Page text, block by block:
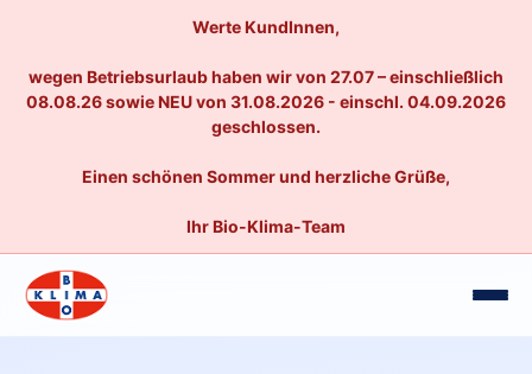
Werte KundInnen,
wegen Betriebsurlaub haben wir von 27.07 – einschließlich
08.08.26 sowie NEU von 31.08.2026 - einschl. 04.09.2026
geschlossen.
Einen schönen Sommer und herzliche Grüße,
Ihr Bio-Klima-Team